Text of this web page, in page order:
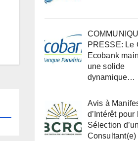
PRESSE: Le
Ecobank
une solide
dynamique…
Avis à
d’Intérêt pour
Sélection